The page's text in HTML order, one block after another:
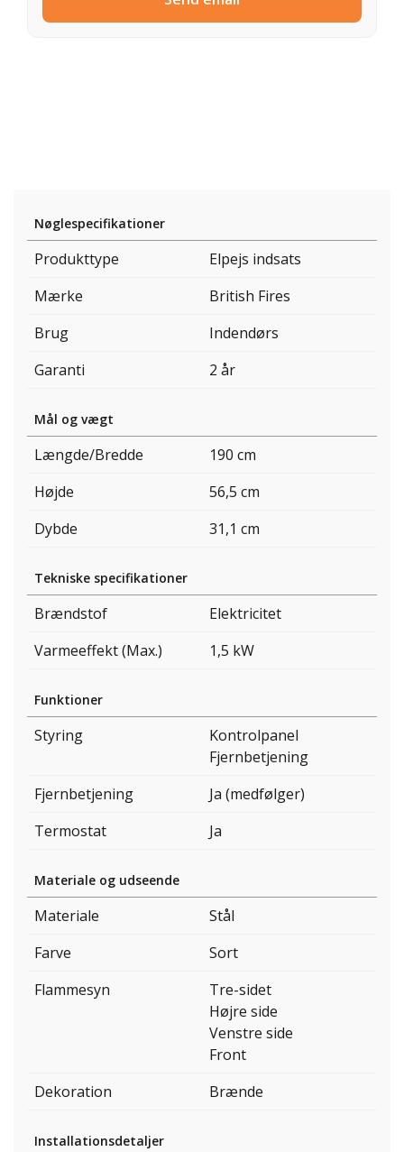
Nøglespecifikationer
Produkttype
Elpejs indsats
Mærke
British Fires
Brug
Indendørs
Garanti
2 år
Mål og vægt
Længde/Bredde
190 cm
Højde
56,5 cm
Dybde
31,1 cm
Tekniske specifikationer
Brændstof
Elektricitet
Varmeeffekt (Max.)
1,5 kW
Funktioner
Styring
Kontrolpanel
Fjernbetjening
Fjernbetjening
Ja (medfølger)
Termostat
Ja
Materiale og udseende
Materiale
Stål
Farve
Sort
Flammesyn
Tre-sidet
Højre side
Venstre side
Front
Dekoration
Brænde
Installationsdetaljer